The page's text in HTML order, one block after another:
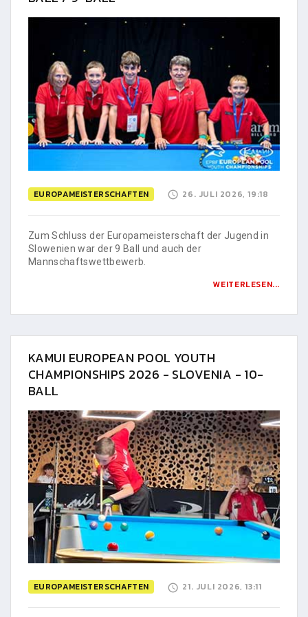
EUROPAMEISTERSCHAFTEN 26. JULI 2026, 19:18
Zum Schluss der Europameisterschaft der Jugend in
Slowenien war der 9 Ball und auch der
Mannschaftswettbewerb.
WEITERLESEN...
KAMUI EUROPEAN POOL YOUTH
CHAMPIONSHIPS 2026 - SLOVENIA - 10-
BALL
EUROPAMEISTERSCHAFTEN 21. JULI 2026, 13:11